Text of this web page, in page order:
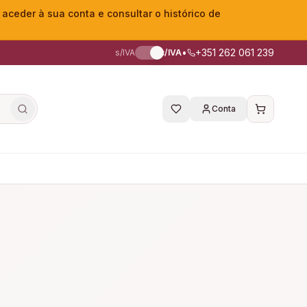
à sua conta e consultar o histórico de
s/IVA c/IVA• +351 262 061 239
Conta